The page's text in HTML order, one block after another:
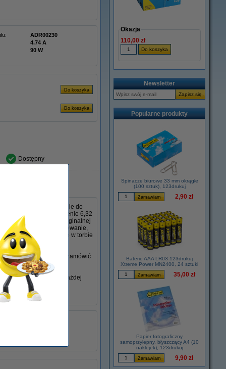
ADR00230
4.74 A
90 W
Dostępny
specjalnie do
napięcie 19 V i natężenie 6,32
jako zamiennik oryginalnej
i stabilne ładowanie,
z łatwością zmieści się w torbie
nie posiadasz, możesz zamówić
swojego laptopa w każdej
Okazja
110,00 zł
Newsletter
Popularne produkty
Spinacze biurowe 33 mm okrągłe
(100 sztuk), 123drukuj
2,90 zł
Baterie AAA LR03 123drukuj
Xtreme Power MN2400, 24 sztuki
35,00 zł
Papier fotograficzny
samoprzylepny, błyszczący A4 (10
naklejek), 123drukuj
9,90 zł